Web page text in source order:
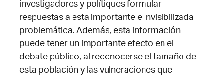
investigadores y polítiques formular
respuestas a esta importante e invisibilizada
problemática. Además, esta información
puede tener un importante efecto en el
debate público, al reconocerse el tamaño de
esta población y las vulneraciones que